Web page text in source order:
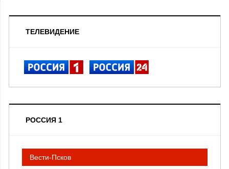
ТЕЛЕВИДЕНИЕ
РОССИЯ 1
Вести-Псков